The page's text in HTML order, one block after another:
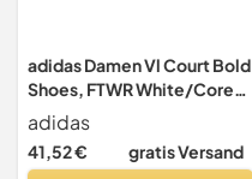
adidas Damen Vl Court Bold
Shoes, FTWR White/Core
Black/Wonder Beige, 40
2/3 EU
adidas
41,52 € gratis Versand